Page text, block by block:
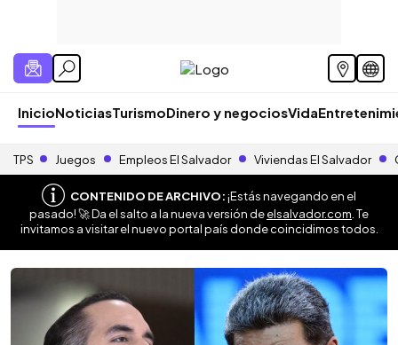
InicioNoticiasTurismoDinero y negociosVida
TPS Juegos Empleos El Salvador Viviendas El Salvador
CONTENIDO DE ARCHIVO:¡Estás navegando en el
pasado! 🚀 Da el salto a la nueva versión deelsalvador.com . Te
invitamos a visitar el nuevo portal país donde coincidimos todos.